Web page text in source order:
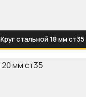
Круг стальной 18 мм ст35